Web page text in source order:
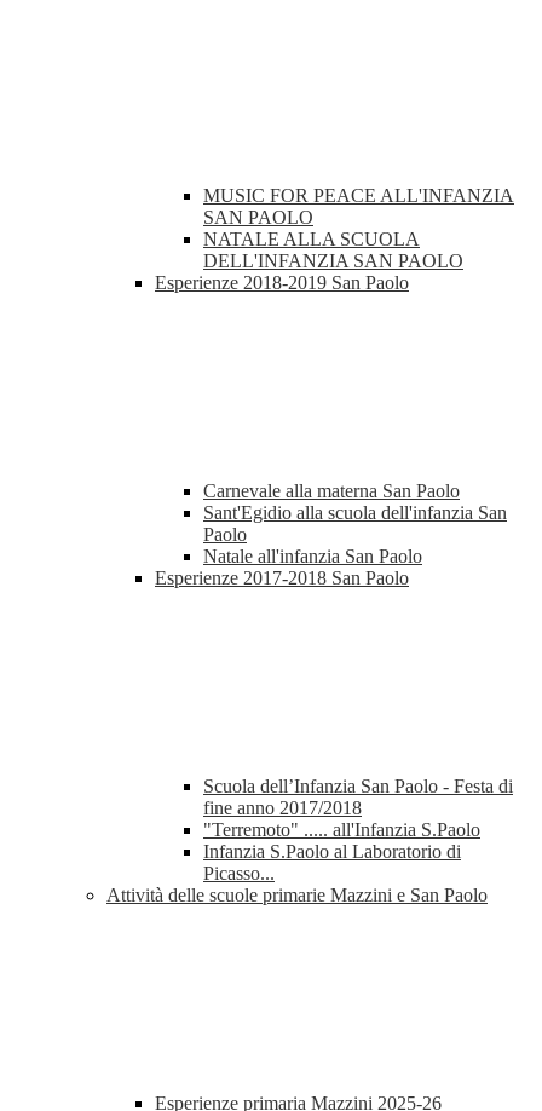
MUSIC FOR PEACE ALL'INFANZIA
SAN PAOLO
NATALE ALLA SCUOLA
DELL'INFANZIA SAN PAOLO
Esperienze 2018-2019 San Paolo
Carnevale alla materna San Paolo
Sant'Egidio alla scuola dell'infanzia San
Paolo
Natale all'infanzia San Paolo
Esperienze 2017-2018 San Paolo
Scuola dell’Infanzia San Paolo - Festa di
fine anno 2017/2018
"Terremoto" ..... all'Infanzia S.Paolo
Infanzia S.Paolo al Laboratorio di
Picasso...
Attività delle scuole primarie Mazzini e San Paolo
Esperienze primaria Mazzini 2025-26